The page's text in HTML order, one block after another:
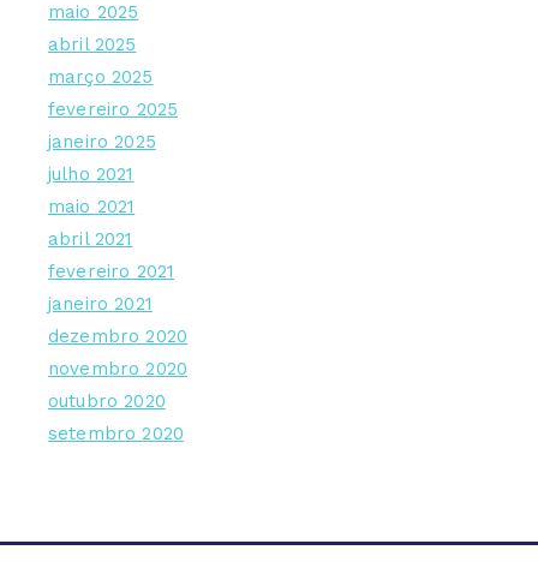
maio 2025
abril 2025
março 2025
fevereiro 2025
janeiro 2025
julho 2021
maio 2021
abril 2021
fevereiro 2021
janeiro 2021
dezembro 2020
novembro 2020
outubro 2020
setembro 2020